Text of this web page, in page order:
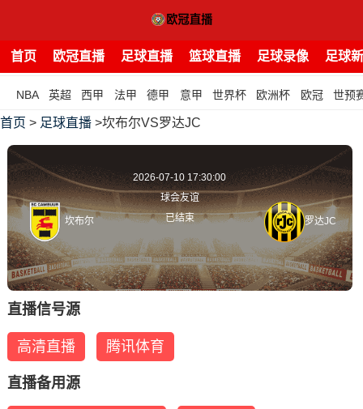
首页 欧冠直播 足球直播 篮球直播 足球录像 足球
NBA 英超 西甲 法甲 德甲 意甲 世界杯 欧洲杯 欧冠 世预
首页 > 足球直播 >坎布尔VS罗达JC
坎布尔
2026-07-10 17:30:00
球会友谊
已结束
罗达JC
直播信号源
高清直播 腾讯体育
直播备用源